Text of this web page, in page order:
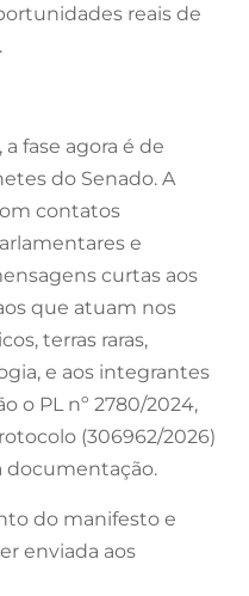
reais de
fase agora é de
do Senado. A
contatos
e
curtas aos
que atuam nos
terras raras,
e aos integrantes
o PL nº 2780/2024,
(306962/2026)
documentação.
do manifesto e
enviada aos